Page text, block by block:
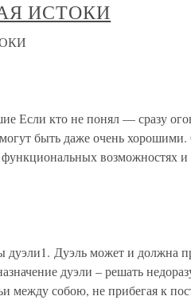
ИСТОКИ
Если кто не понял — сразу
быть даже очень
возможностях
дуэли1. Дуэль может и должна
дуэли – решать
между собою, не прибегая к